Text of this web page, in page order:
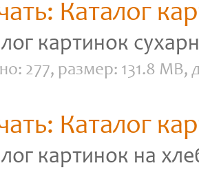
Каталог
картинок
277, размер: 131.8 MB,
Каталог
картинок на